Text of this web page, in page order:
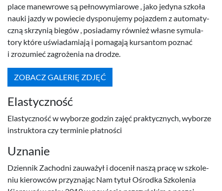
place manewrowe są pełnowymi­arowe , jako jedyna szkoła
nauki jazdy w powiecie dys­ponu­jemy pojaz­dem z automaty­
czną skrzynią biegów , posi­adamy również własne symu­la­
tory które uświadami­ają i poma­gają kur­san­tom poz­nać
i zrozu­mieć zagroże­nia na drodze.
ZOBACZ GALERIĘ ZDJĘĆ
Elasty­czność
Elasty­czność w wyborze godzin zajęć prak­ty­cznych, wyborze
instruk­tora czy ter­minie płatności
Uznanie
Dzi­en­nik Zachodni zauważył i docenił naszą pracę w szkole­
niu kierow­ców przyz­na­jąc Nam tytuł Ośrodka Szkole­nia